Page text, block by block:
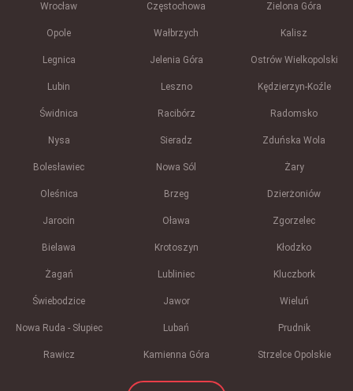
Wrocław Częstochowa Zielona Góra
Opole Wałbrzych Kalisz
Legnica Jelenia Góra Ostrów Wielkopolski
Lubin Leszno Kędzierzyn-Koźle
Świdnica Racibórz Radomsko
Nysa Sieradz Zduńska Wola
Bolesławiec Nowa Sól Żary
Oleśnica Brzeg Dzierżoniów
Jarocin Oława Zgorzelec
Bielawa Krotoszyn Kłodzko
Żagań Lubliniec Kluczbork
Świebodzice Jawor Wieluń
Nowa Ruda - Słupiec Lubań Prudnik
Rawicz Kamienna Góra Strzelce Opolskie